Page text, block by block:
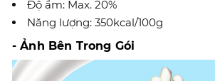
Độ ẩm: Max. 20%
Năng lượng: 350kcal/100g
- Ảnh Bên Trong Gói